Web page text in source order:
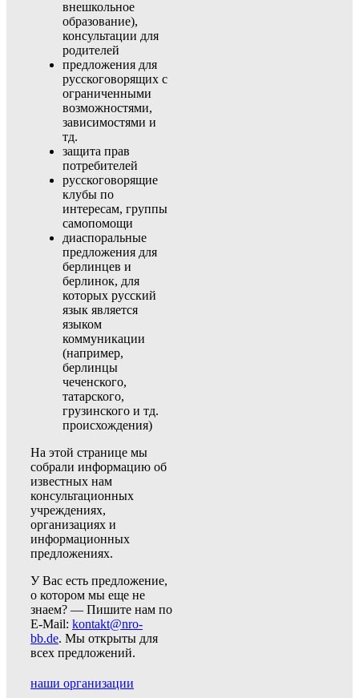
внешкольное
образование),
консультации для
родителей
предложения для
русскоговорящих с
ограниченными
возможностями,
зависимостями и
тд.
защита прав
потребителей
русскоговорящие
клубы по
интересам, группы
самопомощи
диаспоральные
предложения для
берлинцев и
берлинок, для
которых русский
язык является
языком
коммуникации
(например,
берлинцы
чеченского,
татарского,
грузинского и тд.
происхождения)
На этой странице мы
собрали информацию об
известных нам
консультационных
учреждениях,
организациях и
информационных
предложениях.
У Вас есть предложение,
о котором мы еще не
знаем? — Пишите нам по
E-Mail: kontakt@nro-
bb.de. Мы открыты для
всех предложений.
наши организации